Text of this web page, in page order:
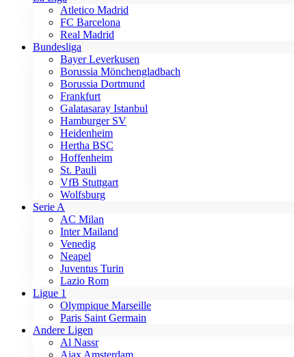
Atletico Madrid
FC Barcelona
Real Madrid
Bundesliga
Bayer Leverkusen
Borussia Mönchengladbach
Borussia Dortmund
Frankfurt
Galatasaray Istanbul
Hamburger SV
Heidenheim
Hertha BSC
Hoffenheim
St. Pauli
VfB Stuttgart
Wolfsburg
Serie A
AC Milan
Inter Mailand
Venedig
Neapel
Juventus Turin
Lazio Rom
Ligue 1
Olympique Marseille
Paris Saint Germain
Andere Ligen
Al Nassr
Ajax Amsterdam